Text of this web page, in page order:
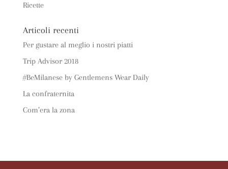
Ricette
Articoli recenti
Per gustare al meglio i nostri piatti
Trip Advisor 2018
#BeMilanese by Gentlemens Wear Daily
La confraternita
Com’era la zona